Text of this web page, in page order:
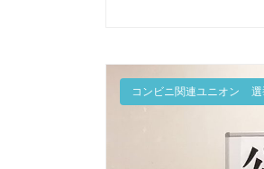
コンビニ関連ユニオン